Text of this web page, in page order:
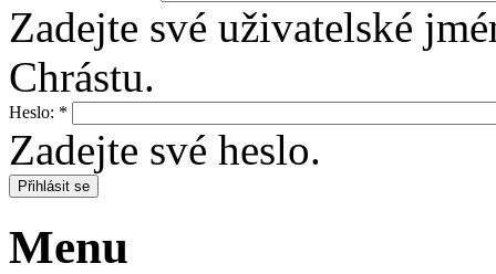
Zadejte své uživatelské
Chrástu.
Heslo: *
Zadejte své heslo.
Menu